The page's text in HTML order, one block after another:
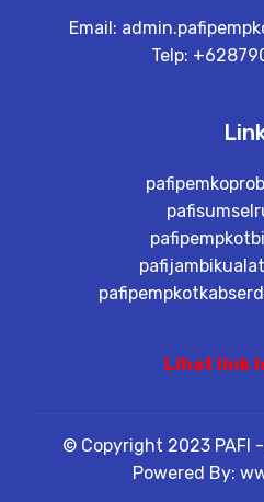
Email:
Telp:
Lihat link
© Copyright 2023 PAFI
Powered By: